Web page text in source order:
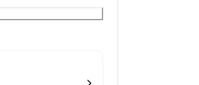
как делать